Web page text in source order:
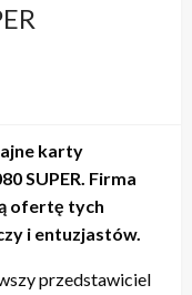
karty
SUPER. Firma
ofertę tych
i entuzjastów.
przedstawiciel